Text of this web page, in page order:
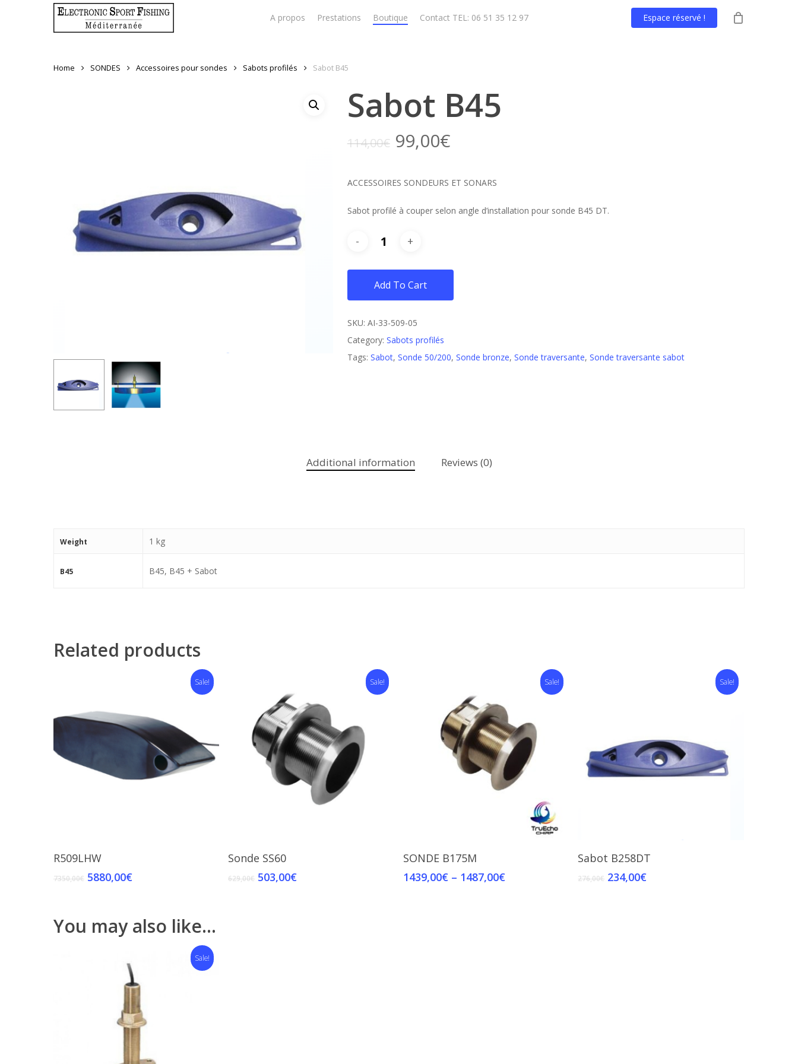
A propos Prestations Boutique Contact TEL: 06 51 35 12 97 Espace réservé !
Home SONDES Accessoires pour sondes Sabots profilés Sabot B45
Sabot B45
114,00€ 99,00€
ACCESSOIRES SONDEURS ET SONARS
Sabot profilé à couper selon angle d’installation pour sonde B45 DT.
Add To Cart
SKU: AI-33-509-05
Category: Sabots profilés
Tags: Sabot, Sonde 50/200, Sonde bronze, Sonde traversante, Sonde traversante sabot
Additional information Reviews (0)
Weight 1 kg
B45 B45, B45 + Sabot
Related products
Sale!
R509LHW
7350,00€ 5880,00€
Sale!
Select Options
Sonde SS60
629,00€ 503,00€
Sale!
Select Options
SONDE B175M
1439,00€– 1487,00€
Sale!
Add To Cart
Sabot B258DT
276,00€ 234,00€
You may also like…
Sale!